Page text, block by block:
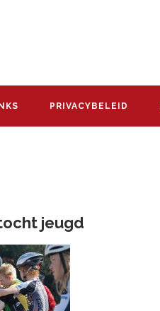
PRIVACYBELEID
jeugd